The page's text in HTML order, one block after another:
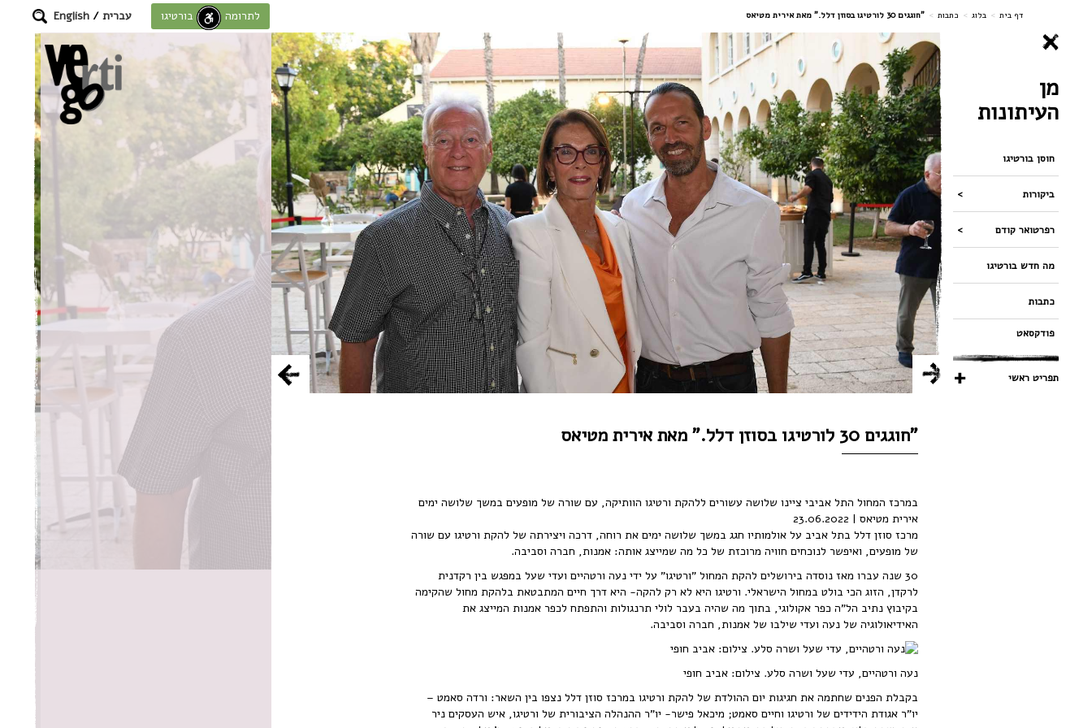
דף בית > בלוג > כתבות > "חוגגים 30 לורטיגו בסוזן דלל." מאת אירית מטיאס לתרומה לחוסן בורטיגו עברית /
English
מן
העיתונות
חוסן בורטיגו
ביקורות
רפרטואר קודם
מה חדש בורטיגו
כתבות
פודקסאט
תפריט ראשי
"חוגגים 30 לורטיגו בסוזן דלל." מאת אירית מטיאס
במרכז המחול התל אביבי ציינו שלושה עשורים ללהקת ורטיגו הוותיקה, עם שורה של מופעים במשך שלושה ימים
אירית מטיאס | 23.06.2022
מרכז סוזן דלל בתל אביב על אולמותיו חגג במשך שלושה ימים את רוחה, דרכה ויצירתה של להקת ורטיגו עם שורה
של מופעים, ואיפשר לנוכחים חוויה מרוכזת של כל מה שמייצג אותה: אמנות, חברה וסביבה.
30 שנה עברו מאז נוסדה בירושלים להקת המחול "ורטיגו" על ידי נעה ורטהיים ועדי שעל במפגש בין רקדנית
לרקדן, הזוג הכי בולט במחול הישראלי. ורטיגו היא לא רק להקה- היא דרך חיים המתבטאת בלהקת מחול שהקימה
בקיבוץ נתיב הל"ה כפר אקולוגי, בתוך מה שהיה בעבר לולי תרנגולות והתפתח לכפר אמנות המייצג את
האידיאולוגיה של נעה ועדי שילבו של אמנות, חברה וסביבה.
נעה ורטהיים, עדי שעל ושרה סלע. צילום: אביב חופי
בקבלת הפנים שחתמה את חגיגות יום ההולדת של להקת ורטיגו במרכז סוזן דלל נצפו בין השאר: ורדה סאמט –
יו"ר אגודת הידידים של ורטיגו וחיים סאמט; מיכאל פישר- יו"ר ההנהלה הציבורית של ורטיגו, איש העסקים ניר